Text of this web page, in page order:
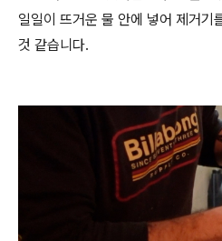
일일이 뜨거운 물 안에 넣어 제거기
것 같습니다.